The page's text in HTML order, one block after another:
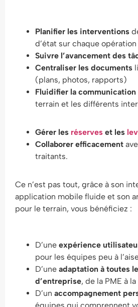
Planifier les interventions
d’état sur chaque opération
Suivre l’avancement des
Centraliser les documents
(plans, photos, rapports)
Fluidifier la communication
terrain et les différents
Gérer les réserves et les
Collaborer efficacement
traitants.
Ce n’est pas tout, grâce à son
application mobile fluide et son
pour le terrain, vous bénéficiez :
D’une expérience
pour les équipes peu à
D’une adaptation à toutes
d’entreprise, de la PME à
D’un accompagnement